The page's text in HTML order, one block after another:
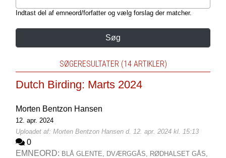
Indtast del af emneord/forfatter og vælg forslag der matcher.
Søg
SØGERESULTATER (14 ARTIKLER)
Dutch Birding: Marts 2024
Morten Bentzon Hansen
12. apr. 2024
Uploadet af: Morten Bentzon Hansen d. 12. apr. 2024 kl. 15:13
0
EMNEORD: BLÅ GLENTE, DVÆRGGÅS, RØDHALSET GÅS,